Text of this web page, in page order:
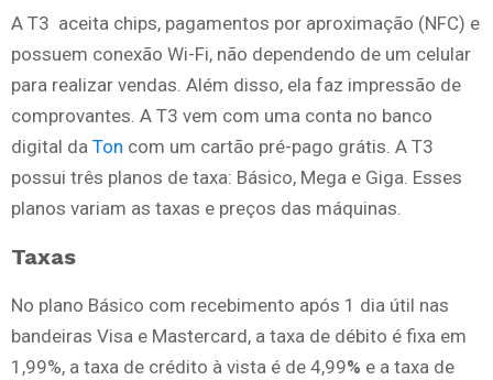
A T3 aceita chips, pagamentos por aproximação (NFC) e
possuem conexão Wi-Fi, não dependendo de um celular
para realizar vendas. Além disso, ela faz impressão de
comprovantes. A T3 vem com uma conta no banco
digital da Ton com um cartão pré-pago grátis. A T3
possui três planos de taxa: Básico, Mega e Giga. Esses
planos variam as taxas e preços das máquinas.
Taxas
No plano Básico com recebimento após 1 dia útil nas
bandeiras Visa e Mastercard, a taxa de débito é fixa em
1,99%, a taxa de crédito à vista é de 4,99% e a taxa de